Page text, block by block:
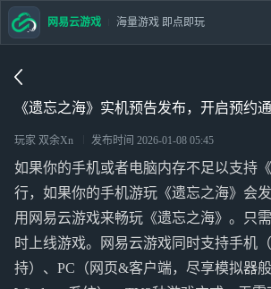
《遗忘之海》实机预告发布，开启预约
玩家 双余Xn 发布时间 2026-01-08 05:45
如果你的手机或者电脑内存不足以支持
行，如果你的手机游玩《遗忘之海》会
用网易云游戏来畅玩《遗忘之海》。只
时上线游戏。网易云游戏同时支持手机
持）、PC（网页&客户端，尽享模拟器
网易云游戏 海量游戏 即点即玩